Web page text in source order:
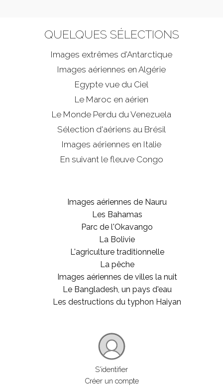
QUELQUES SÉLECTIONS
Images extrêmes d'Antarctique
Images aériennes en Algérie
Egypte vue du Ciel
Le Maroc en aérien
Le Monde Perdu du Venezuela
Sélection d'aériens au Brésil
Images aériennes en Italie
En suivant le fleuve Congo
Images aériennes de Nauru
Les Bahamas
Parc de l'Okavango
La Bolivie
L'agriculture traditionnelle
La pêche
Images aériennes de villes la nuit
Le Bangladesh, un pays d'eau
Les destructions du typhon Haiyan
S'identifier
Créer un compte